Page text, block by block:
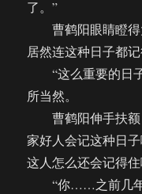
了。”
曹鹤阳眼睛瞪得
居然连这种日子都
“这么重要的日子
所当然。
曹鹤阳伸手扶额
家好人会记这种日
这人怎么还会记得住
“你……之前几年